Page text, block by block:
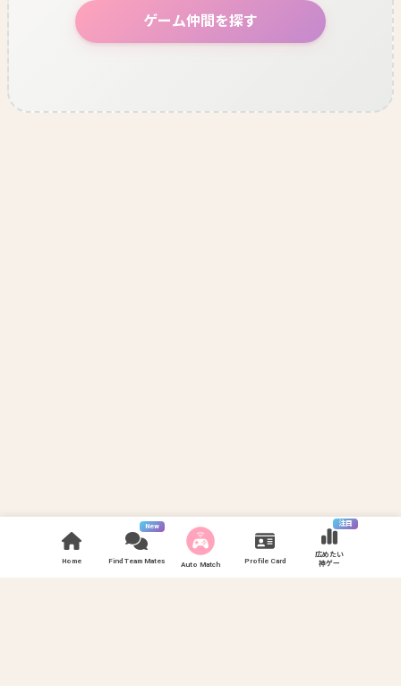
Home
New
Find Team Mates Auto Match Profile Card
注目
広めたい
神ゲー
ゲーム仲間を探す